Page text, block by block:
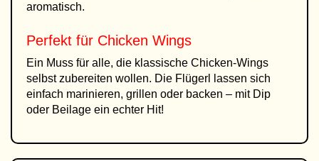
aromatisch.
Perfekt für Chicken Wings
Ein Muss für alle, die klassische Chicken-Wings
selbst zubereiten wollen. Die Flügerl lassen sich
einfach marinieren, grillen oder backen – mit Dip
oder Beilage ein echter Hit!